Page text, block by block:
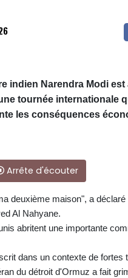
indien Narendra Modi
tournée internationale
les conséquences
Arrête d'écouter
deuxième maison", a
Al Nahyane.
abritent une importante
dans un contexte de
du détroit d'Ormuz a fait